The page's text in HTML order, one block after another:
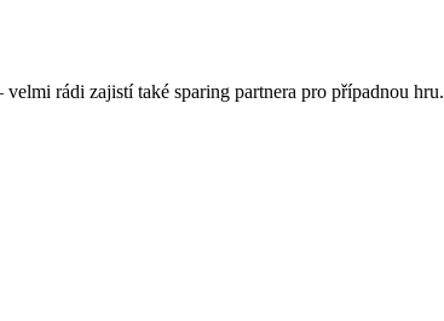
rádi zajistí také sparing partnera pro případnou hru.